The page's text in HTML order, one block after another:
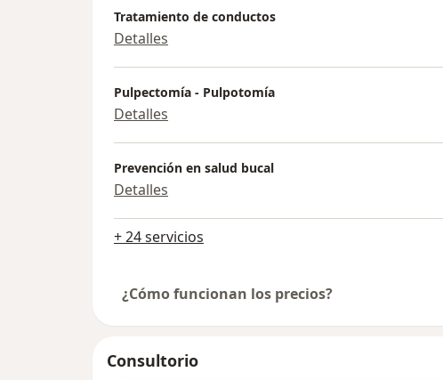
Tratamiento de conductos
Detalles
Pulpectomía - Pulpotomía
Detalles
Prevención en salud bucal
Detalles
+ 24 servicios
¿Cómo funcionan los precios?
Consultorio